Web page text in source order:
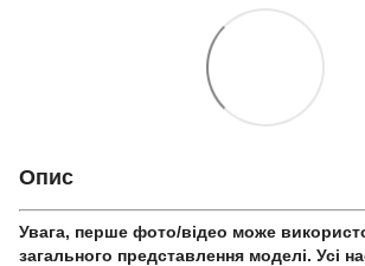
Опис
Увага, перше фото/відео може
загального представлення моделі. Усі